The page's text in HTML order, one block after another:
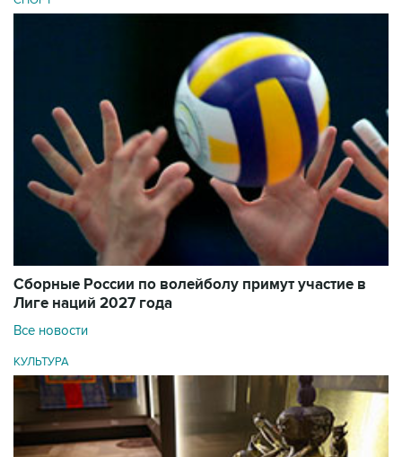
Сборные России по волейболу примут участие в
Лиге наций 2027 года
Все новости
КУЛЬТУРА